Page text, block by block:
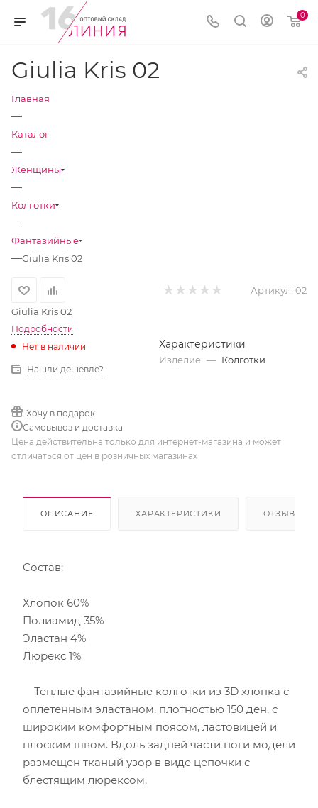
0
Giulia Kris 02
Главная
—
Каталог
—
Женщины
—
Колготки
—
Фантазийные
—Giulia Kris 02
Артикул: 02
Giulia Kris 02
Подробности
Нет в наличии
Нашли дешевле?
Хочу в подарок
Самовывоз и доставка
Характеристики
Изделие — Колготки
Цена действительна только для интернет-магазина и может
отличаться от цен в розничных магазинах
ОПИСАНИЕ ХАРАКТЕРИСТИКИ ОТЗЫВЫ
Состав:
Хлопок 60%
Полиамид 35%
Эластан 4%
Люрекс 1%
Теплые фантазийные колготки из 3D хлопка с
оплетенным эластаном, плотностью 150 ден, с
широким комфортным поясом, ластовицей и
плоским швом. Вдоль задней части ноги модели
размещен тканый узор в виде цепочки с
блестящим люрексом.